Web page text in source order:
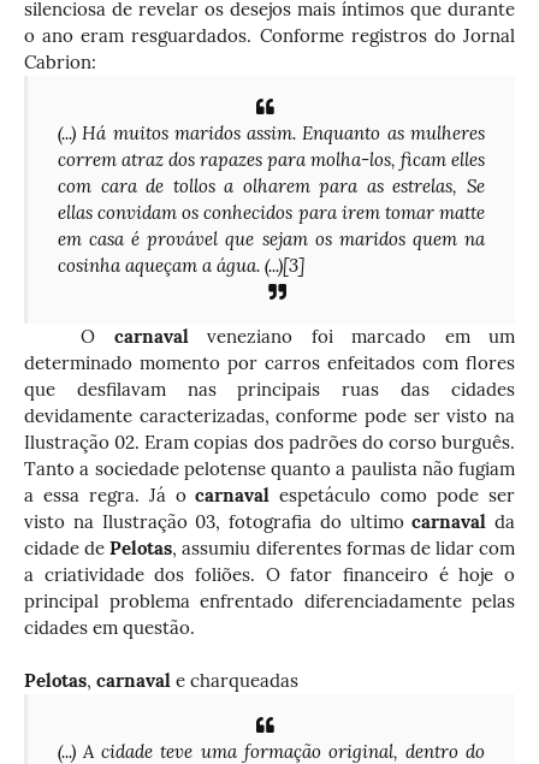
silenciosa de revelar os desejos mais íntimos que durante
o ano eram resguardados. Conforme registros do Jornal
Cabrion:
(...) Há muitos maridos assim. Enquanto as mulheres
correm atraz dos rapazes para molha-los, ficam elles
com cara de tollos a olharem para as estrelas, Se
ellas convidam os conhecidos para irem tomar matte
em casa é provável que sejam os maridos quem na
cosinha aqueçam a água. (...)[3]
O carnavalveneziano foi marcado em um
determinado momento por carros enfeitados com flores
que desfilavam nas principais ruas das cidades
devidamente caracterizadas, conforme pode ser visto na
Ilustração 02. Eram copias dos padrões do corso burguês.
Tanto a sociedade pelotense quanto a paulista não fugiam
a essa regra. Já ocarnavalespetáculo como pode ser
visto na Ilustração 03, fotografia do ultimocarnaval da
cidade dePelotas, assumiu diferentes formas de lidar com
a criatividade dos foliões. O fator financeiro é hoje o
principal problema enfrentado diferenciadamente pelas
cidades em questão.
Pelotas, carnaval e charqueadas
(...) A cidade teve uma formação original, dentro do